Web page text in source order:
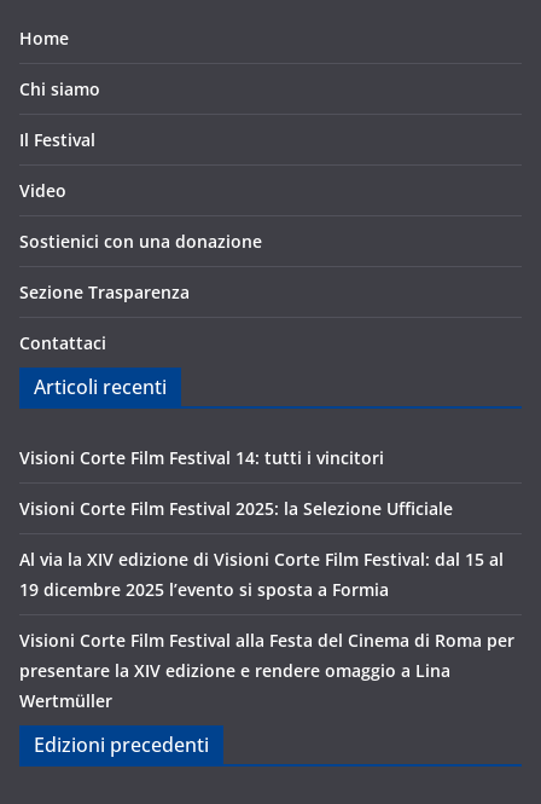
Home
Chi siamo
Il Festival
Video
Sostienici con una donazione
Sezione Trasparenza
Contattaci
Articoli recenti
Visioni Corte Film Festival 14: tutti i vincitori
Visioni Corte Film Festival 2025: la Selezione Ufficiale
Al via la XIV edizione di Visioni Corte Film Festival: dal 15 al
19 dicembre 2025 l’evento si sposta a Formia
Visioni Corte Film Festival alla Festa del Cinema di Roma per
presentare la XIV edizione e rendere omaggio a Lina
Wertmüller
Edizioni precedenti